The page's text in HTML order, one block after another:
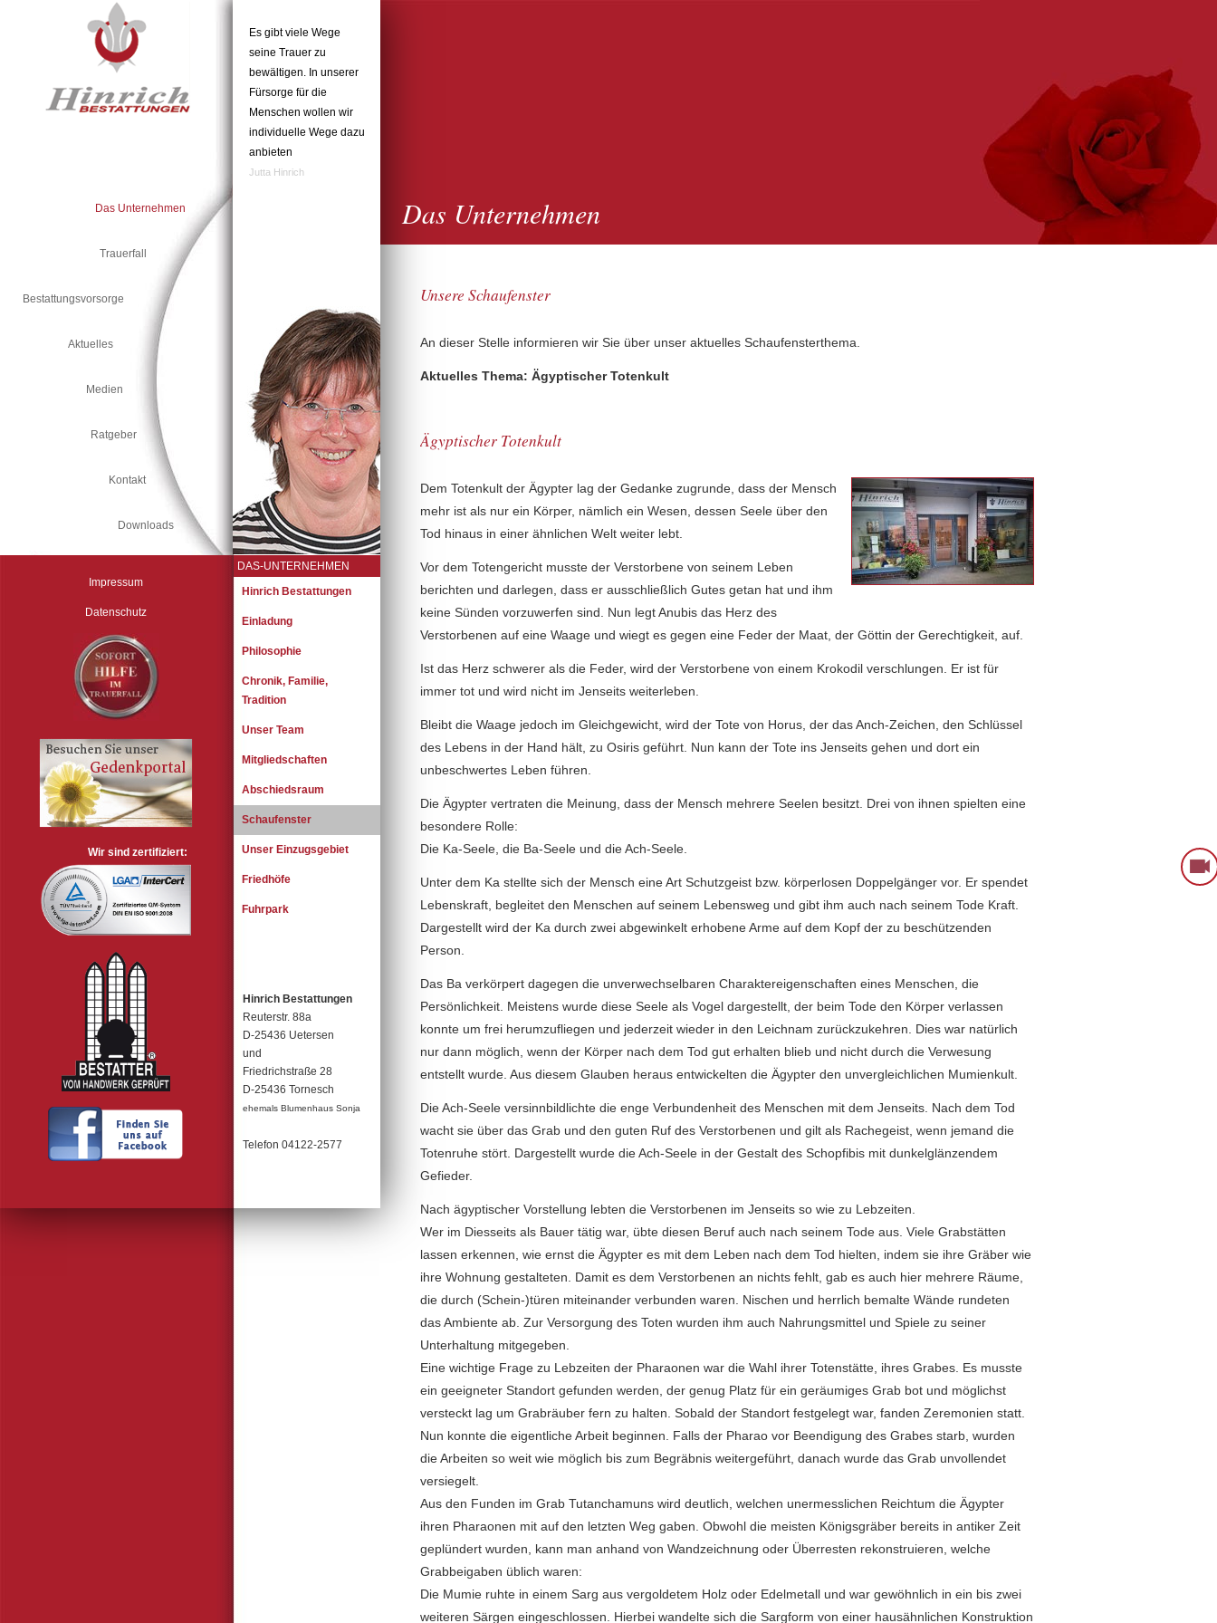
Das Unternehmen
Trauerfall
Bestattungsvorsorge
Aktuelles
Medien
Ratgeber
Kontakt
Downloads
Es gibt viele Wege
seine Trauer zu
bewältigen. In unserer
Fürsorge für die
Menschen wollen wir
individuelle Wege dazu
anbieten
Jutta Hinrich
Impressum
Datenschutz
Wir sind zertifiziert:
DAS-UNTERNEHMEN
Navigation
überspringen
Hinrich Bestattungen
Einladung
Philosophie
Chronik, Familie,
Tradition
Unser Team
Mitgliedschaften
Abschiedsraum
Schaufenster
Unser Einzugsgebiet
Friedhöfe
Fuhrpark
Hinrich Bestattungen
Reuterstr. 88a
D-25436 Uetersen
und
Friedrichstraße 28
D-25436 Tornesch
ehemals Blumenhaus Sonja
Telefon 04122-2577
Das Unternehmen
Unsere Schaufenster
An dieser Stelle informieren wir Sie über unser aktuelles Schaufensterthema.
Aktuelles Thema: Ägyptischer Totenkult
Ägyptischer Totenkult
Dem Totenkult der Ägypter lag der Gedanke zugrunde, dass der Mensch
mehr ist als nur ein Körper, nämlich ein Wesen, dessen Seele über den
Tod hinaus in einer ähnlichen Welt weiter lebt.
Vor dem Totengericht musste der Verstorbene von seinem Leben
berichten und darlegen, dass er ausschließlich Gutes getan hat und ihm
keine Sünden vorzuwerfen sind. Nun legt Anubis das Herz des
Verstorbenen auf eine Waage und wiegt es gegen eine Feder der Maat, der Göttin der Gerechtigkeit, auf.
Ist das Herz schwerer als die Feder, wird der Verstorbene von einem Krokodil verschlungen. Er ist für
immer tot und wird nicht im Jenseits weiterleben.
Bleibt die Waage jedoch im Gleichgewicht, wird der Tote von Horus, der das Anch-Zeichen, den Schlüssel
des Lebens in der Hand hält, zu Osiris geführt. Nun kann der Tote ins Jenseits gehen und dort ein
unbeschwertes Leben führen.
Die Ägypter vertraten die Meinung, dass der Mensch mehrere Seelen besitzt. Drei von ihnen spielten eine
besondere Rolle:
Die Ka-Seele, die Ba-Seele und die Ach-Seele.
Unter dem Ka stellte sich der Mensch eine Art Schutzgeist bzw. körperlosen Doppelgänger vor. Er spendet
Lebenskraft, begleitet den Menschen auf seinem Lebensweg und gibt ihm auch nach seinem Tode Kraft.
Dargestellt wird der Ka durch zwei abgewinkelt erhobene Arme auf dem Kopf der zu beschützenden
Person.
Das Ba verkörpert dagegen die unverwechselbaren Charaktereigenschaften eines Menschen, die
Persönlichkeit. Meistens wurde diese Seele als Vogel dargestellt, der beim Tode den Körper verlassen
konnte um frei herumzufliegen und jederzeit wieder in den Leichnam zurückzukehren. Dies war natürlich
nur dann möglich, wenn der Körper nach dem Tod gut erhalten blieb und nicht durch die Verwesung
entstellt wurde. Aus diesem Glauben heraus entwickelten die Ägypter den unvergleichlichen Mumienkult.
Die Ach-Seele versinnbildlichte die enge Verbundenheit des Menschen mit dem Jenseits. Nach dem Tod
wacht sie über das Grab und den guten Ruf des Verstorbenen und gilt als Rachegeist, wenn jemand die
Totenruhe stört. Dargestellt wurde die Ach-Seele in der Gestalt des Schopfibis mit dunkelglänzendem
Gefieder.
Nach ägyptischer Vorstellung lebten die Verstorbenen im Jenseits so wie zu Lebzeiten.
Wer im Diesseits als Bauer tätig war, übte diesen Beruf auch nach seinem Tode aus. Viele Grabstätten
lassen erkennen, wie ernst die Ägypter es mit dem Leben nach dem Tod hielten, indem sie ihre Gräber wie
ihre Wohnung gestalteten. Damit es dem Verstorbenen an nichts fehlt, gab es auch hier mehrere Räume,
die durch (Schein-)türen miteinander verbunden waren. Nischen und herrlich bemalte Wände rundeten
das Ambiente ab. Zur Versorgung des Toten wurden ihm auch Nahrungsmittel und Spiele zu seiner
Unterhaltung mitgegeben.
Eine wichtige Frage zu Lebzeiten der Pharaonen war die Wahl ihrer Totenstätte, ihres Grabes. Es musste
ein geeigneter Standort gefunden werden, der genug Platz für ein geräumiges Grab bot und möglichst
versteckt lag um Grabräuber fern zu halten. Sobald der Standort festgelegt war, fanden Zeremonien statt.
Nun konnte die eigentliche Arbeit beginnen. Falls der Pharao vor Beendigung des Grabes starb, wurden
die Arbeiten so weit wie möglich bis zum Begräbnis weitergeführt, danach wurde das Grab unvollendet
versiegelt.
Aus den Funden im Grab Tutanchamuns wird deutlich, welchen unermesslichen Reichtum die Ägypter
ihren Pharaonen mit auf den letzten Weg gaben. Obwohl die meisten Königsgräber bereits in antiker Zeit
geplündert wurden, kann man anhand von Wandzeichnung oder Überresten rekonstruieren, welche
Grabbeigaben üblich waren:
Die Mumie ruhte in einem Sarg aus vergoldetem Holz oder Edelmetall und war gewöhnlich in ein bis zwei
weiteren Särgen eingeschlossen. Hierbei wandelte sich die Sargform von einer hausähnlichen Konstruktion